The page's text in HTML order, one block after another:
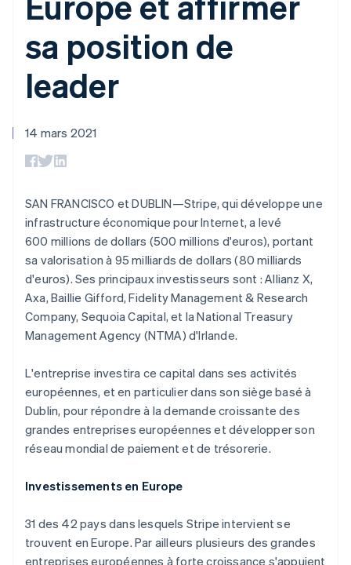
UI flexibles
Moyens de
Accès à plus
de 125
Terminal
Paiements en
Boost
optimisée
accélérés
Financial
Connections
Comptes
financiers
associés
Recognition
Comptabilité
automatisée
Stripe Sigma
Rapports
cryptomonnaie
intégrables
Plus
Product roadmap
Radar
Prévention de la fraude
Atlas
Constitution de start-up
l’application
Gestion financière
Plateformes
Jeux
Hôtellerie, voyages et
loisirs
Assurance
Médias et
divertissements
Organisations à but
non lucratif
Services aux
entreprises
Écosystème
Partenaires
Gérer des
Proposer une
facturation à l'usage
bancaires adossées à
des stablecoins
Ressources
Intégrations
d'applications
Exemples de code
Blog des développeurs
État de l'API
Entreprise
Feuille de route
Sessions : conférence
Contact
Contacter notre équipe
Devenir partenaire
sa position de
leader
14 mars 2021
SAN FRANCISCO et DUBLIN—Stripe, qui développe une
infrastructure économique pour Internet, a levé
600 millions de dollars (500 millions d'euros), portant
sa valorisation à 95 milliards de dollars (80 milliards
d'euros). Ses principaux investisseurs sont : Allianz X,
Axa, Baillie Gifford, Fidelity Management & Research
Company, Sequoia Capital, et la National Treasury
Management Agency (NTMA) d'Irlande.
L'entreprise investira ce capital dans ses activités
européennes, et en particulier dans son siège basé à
Dublin, pour répondre à la demande croissante des
grandes entreprises européennes et développer son
réseau mondial de paiement et de trésorerie.
Investissements en Europe
31 des 42 pays dans lesquels Stripe intervient se
trouvent en Europe. Par ailleurs plusieurs des grandes
entreprises européennes à forte croissance s'appuient